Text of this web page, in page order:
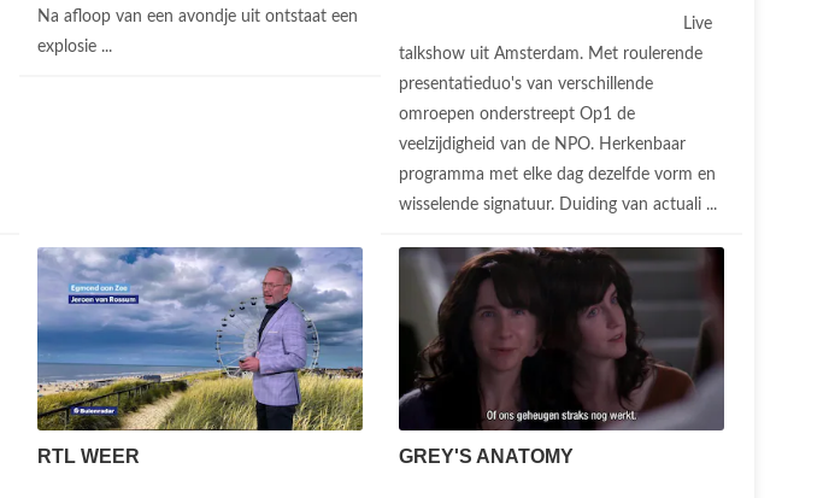
Na afloop van een avondje uit ontstaat een
explosie ...
Live
talkshow uit Amsterdam. Met roulerende
presentatieduo's van verschillende
omroepen onderstreept Op1 de
veelzijdigheid van de NPO. Herkenbaar
programma met elke dag dezelfde vorm en
wisselende signatuur. Duiding van actuali ...
RTL WEER GREY'S ANATOMY